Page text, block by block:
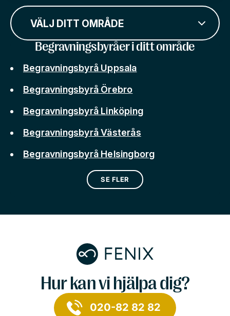
VÄLJ DITT OMRÅDE
Begravningsbyråer i ditt område
Begravningsbyrå Uppsala
Begravningsbyrå Örebro
Begravningsbyrå Linköping
Begravningsbyrå Västerås
Begravningsbyrå Helsingborg
SE FLER
Hur kan vi hjälpa dig?
020-82 82 82